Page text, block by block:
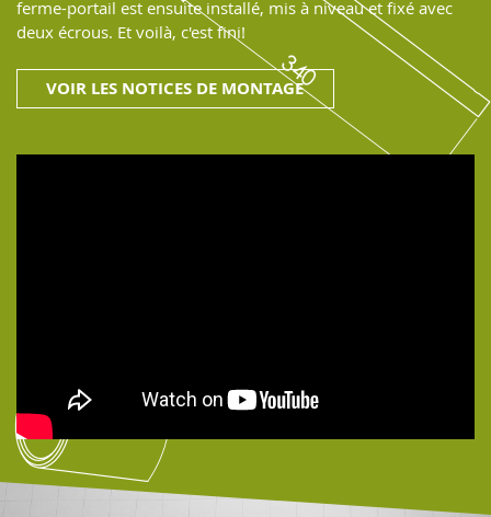
ferme-portail est ensuite installé, mis à niveau et fixé avec
deux écrous. Et voilà, c'est fini!
VOIR LES NOTICES DE MONTAGE